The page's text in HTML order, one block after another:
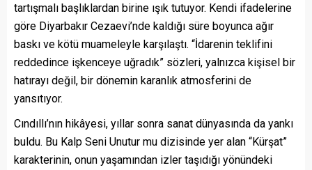
tartışmalı başlıklardan birine ışık tutuyor. Kendi ifadelerine
göre Diyarbakır Cezaevi’nde kaldığı süre boyunca ağır
baskı ve kötü muameleyle karşılaştı. “İdarenin teklifini
reddedince işkenceye uğradık” sözleri, yalnızca kişisel bir
hatırayı değil, bir dönemin karanlık atmosferini de
yansıtıyor.
Cındıllı’nın hikâyesi, yıllar sonra sanat dünyasında da yankı
buldu. Bu Kalp Seni Unutur mu dizisinde yer alan “Kürşat”
karakterinin, onun yaşamından izler taşıdığı yönündeki